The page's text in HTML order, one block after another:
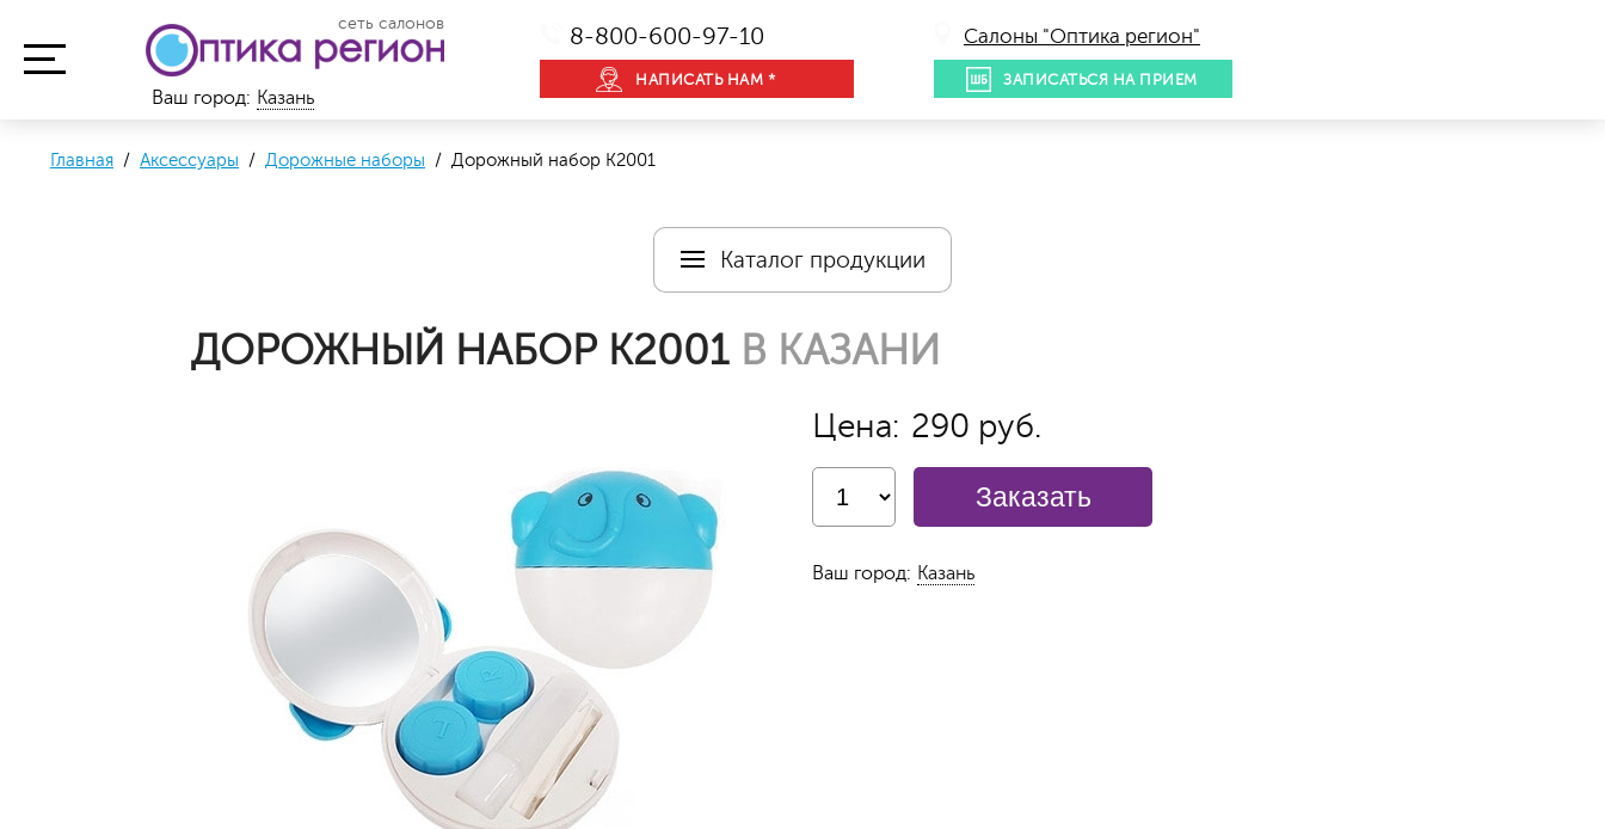
сеть салонов 8-800-600-97-10
НАПИСАТЬ НАМ *
Салоны "Оптика регион"
ЗАПИСАТЬСЯ НА ПРИЕМ
Ваш город: Казань
Главная / Аксессуары / Дорожные наборы / Дорожный набор К2001
Каталог продукции
ДОРОЖНЫЙ НАБОР К2001 В КАЗАНИ
Цена: 290 руб.
Заказать
Ваш город: Казань